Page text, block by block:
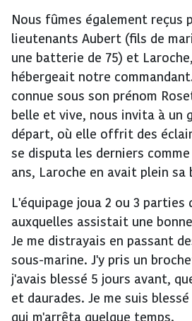
Nous fûmes également reçus
lieutenants Aubert (fils de
une batterie de 75) et
hébergeait notre
connue sous son prénom
belle et vive, nous invita à un
départ, où elle offrit des
se disputa les derniers
ans, Laroche en avait plein sa
L'équipage joua 2 ou 3
auxquelles assistait une
Je me distrayais en passant
sous-marine. J'y pris un
j'avais blessé 5 jours avant,
et daurades. Je me suis